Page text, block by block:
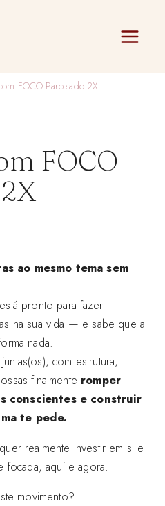
FOCO Parcelado 2X
FOCO
ao mesmo tema sem
pronto para fazer
na sua vida — e sabe que a
nada.
com estrutura,
finalmente romper
conscientes e construir
te pede.
realmente investir em si e
focada, aqui e agora.
movimento?